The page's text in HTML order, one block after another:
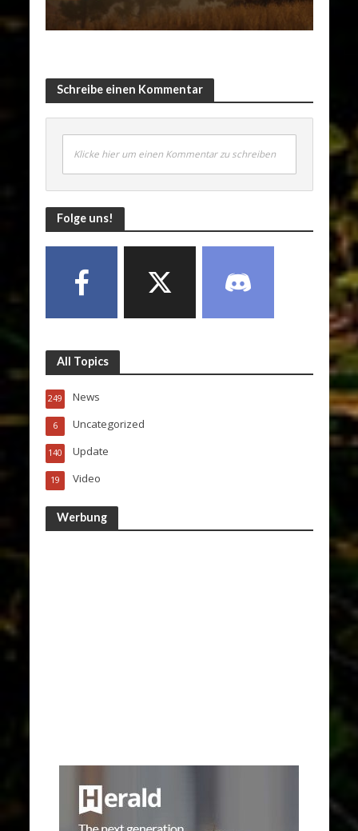
Schreibe einen Kommentar
Klicke hier um einen Kommentar zu schreiben
Folge uns!
All Topics
News
249
Uncategorized
6
Update
140
Video
19
Werbung